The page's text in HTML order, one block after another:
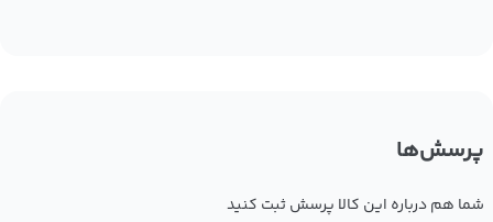
پرسش‌ها
شما هم درباره این کالا پرسش ثبت کنید